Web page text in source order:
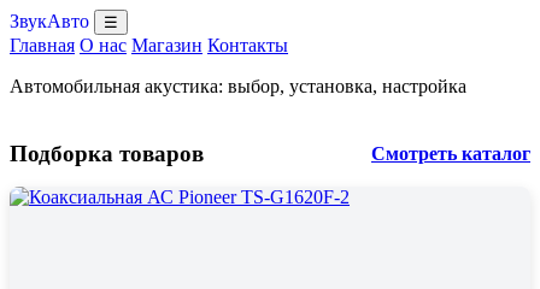
ЗвукАвто ☰
Главная О нас Магазин Контакты
Автомобильная акустика: выбор, установка, настройка
Подборка товаров Смотреть каталог